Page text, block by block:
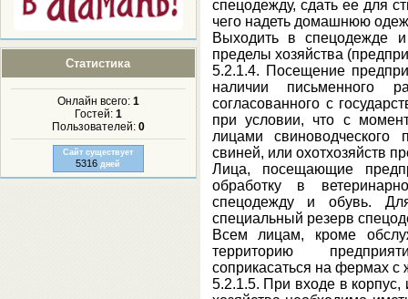
Статистика
Онлайн всего: 1
Гостей: 1
Пользователей: 0
Сайт существует
5316 дней
спецодежду, сдать ее для
чего надеть домашнюю
Выходить в спецодежде
пределы хозяйства
5.2.1.4. Посещение
наличии письменного
согласованного с
при условии, что с
лицами
свиней, или охотхозяйств
Лица, посещающие
обработку в
спецодежду и обувь.
специальный резерв
Всем лицам, кроме
территорию
соприкасаться на фермах
5.2.1.5. При входе в